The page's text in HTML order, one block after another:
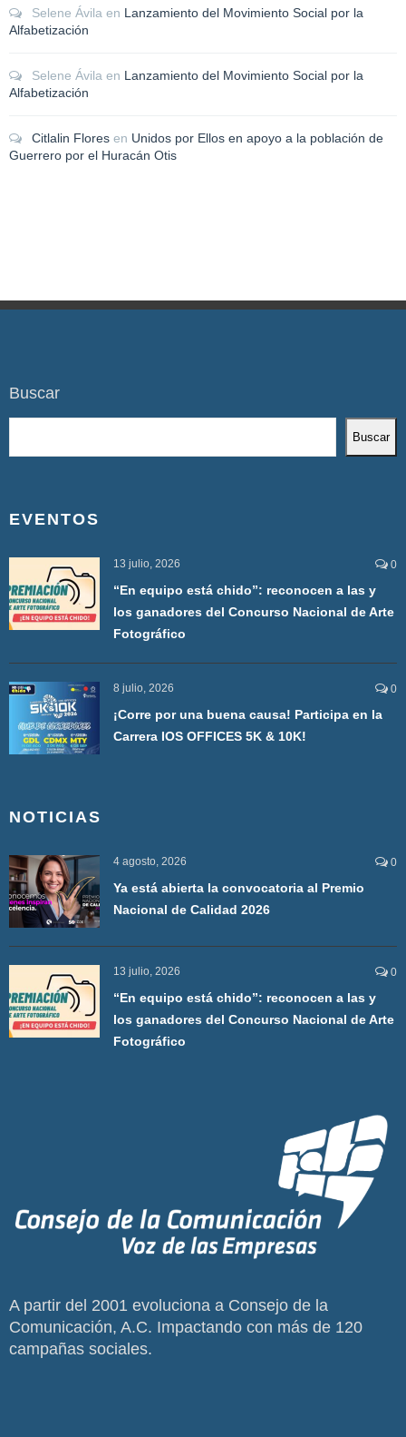
Selene Ávila en Lanzamiento del Movimiento Social por la
Alfabetización
Selene Ávila en Lanzamiento del Movimiento Social por la
Alfabetización
Citlalin Flores en Unidos por Ellos en apoyo a la población de
Guerrero por el Huracán Otis
Buscar
Buscar
EVENTOS
13 julio, 2026 0
“En equipo está chido”: reconocen a las y
los ganadores del Concurso Nacional de Arte
Fotográfico
8 julio, 2026 0
¡Corre por una buena causa! Participa en la
Carrera IOS OFFICES 5K & 10K!
NOTICIAS
4 agosto, 2026 0
Ya está abierta la convocatoria al Premio
Nacional de Calidad 2026
13 julio, 2026 0
“En equipo está chido”: reconocen a las y
los ganadores del Concurso Nacional de Arte
Fotográfico
A partir del 2001 evoluciona a Consejo de la
Comunicación, A.C. Impactando con más de 120
campañas sociales.